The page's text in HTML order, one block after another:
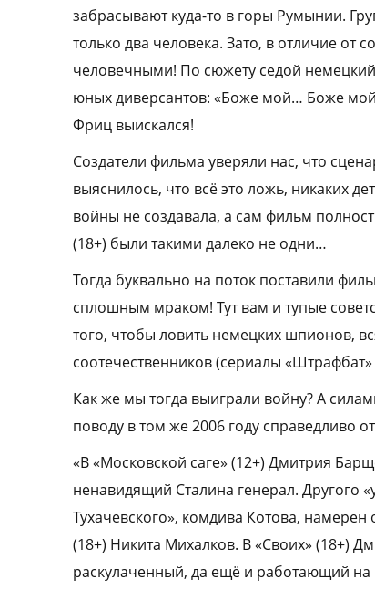
забрасывают куда-то в горы Румынии.
только два человека. Зато, в отличие
человечными! По сюжету седой
юных диверсантов: «Боже мой… Боже
Фриц выискался!
Создатели фильма уверяли нас, что
выяснилось, что всё это ложь, никаких
войны не создавала, а сам фильм
(18+) были такими далеко не одни…
Тогда буквально на поток поставили
сплошным мраком! Тут вам и тупые
того, чтобы ловить немецких шпионов,
соотечественников (сериалы
Как же мы тогда выиграли войну? А
поводу в том же 2006 году справедливо
«В «Московской саге» (12+) Дмитрия
ненавидящий Сталина генерал. Другого
Тухачевского», комдива Котова,
(18+) Никита Михалков. В «Своих» (18+)
раскулаченный, да ещё и работающий на